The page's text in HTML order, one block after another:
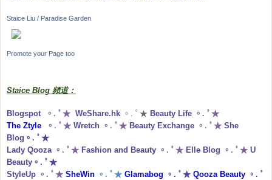
Staice Liu / Paradise Garden
Promote your Page too
Staice Blog 頻道：
Blogspot 。. ﾟ★ WeShare.hk 。. ﾟ★ Beauty Life 。. ﾟ★
The Ztyle
。. ﾟ★ Wretch 。. ﾟ★ Beauty Exchange 。. ﾟ★ She
Blog 。. ﾟ★
Lady Qooza 。. ﾟ★ Fashion and Beauty 。. ﾟ★ Elle Blog 。. ﾟ★ U
Beauty 。. ﾟ★
StyleUp 。. ﾟ★ SheWin 。. ﾟ★ Glamabog 。. ﾟ★ Qooza Beauty 。. ﾟ